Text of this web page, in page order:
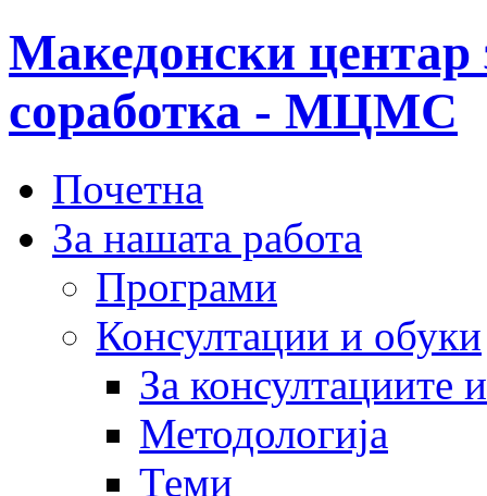
Македонски центар
соработка - МЦМС
Почетна
За нашата работа
Програми
Консултации и обуки
За консултациите
Методологија
Теми